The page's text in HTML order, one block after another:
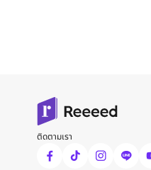
ติดตามเรา